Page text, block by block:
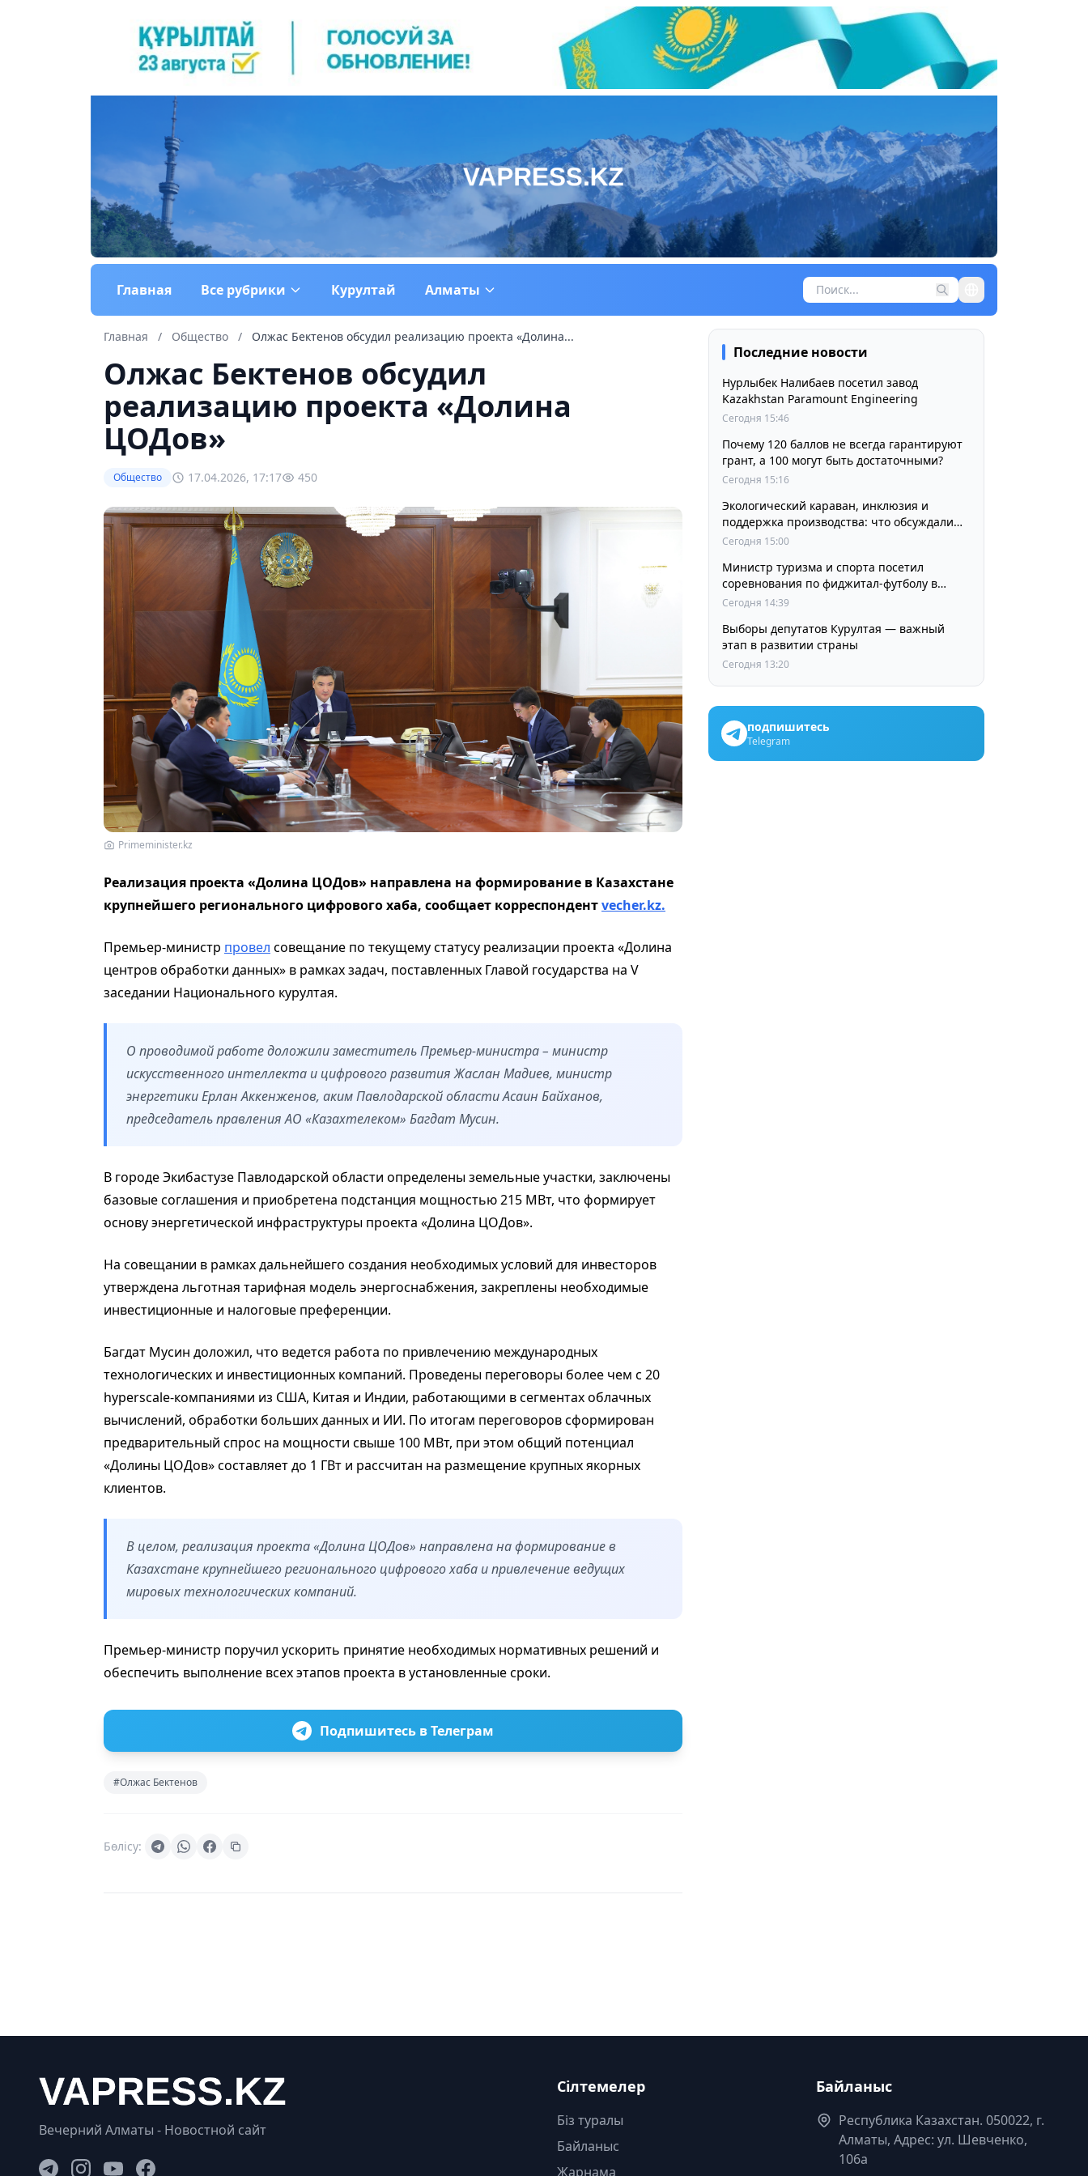
Главная Все рубрики Курултай Алматы
Главная / Общество / Олжас Бектенов обсудил реализацию проекта «Долина...
Олжас Бектенов обсудил
реализацию проекта «Долина
ЦОДов»
Общество 17.04.2026, 17:17 450
Primeminister.kz
Реализация проекта «Долина ЦОДов» направлена на формирование в Казахстане
крупнейшего регионального цифрового хаба, сообщает корреспондентvecher.kz.
Премьер-министр провел совещание по текущему статусу реализации проекта «Долина
центров обработки данных» в рамках задач, поставленных Главой государства на V
заседании Национального курултая.
О проводимой работе доложили заместитель Премьер-министра – министр
искусственного интеллекта и цифрового развития Жаслан Мадиев, министр
энергетики Ерлан Аккенженов, аким Павлодарской области Асаин Байханов,
председатель правления АО «Казахтелеком» Багдат Мусин.
В городе Экибастузе Павлодарской области определены земельные участки, заключены
базовые соглашения и приобретена подстанция мощностью 215 МВт, что формирует
основу энергетической инфраструктуры проекта «Долина ЦОДов».
На совещании в рамках дальнейшего создания необходимых условий для инвесторов
утверждена льготная тарифная модель энергоснабжения, закреплены необходимые
инвестиционные и налоговые преференции.
Багдат Мусин доложил, что ведется работа по привлечению международных
технологических и инвестиционных компаний. Проведены переговоры более чем с 20
hyperscale-компаниями из США, Китая и Индии, работающими в сегментах облачных
вычислений, обработки больших данных и ИИ. По итогам переговоров сформирован
предварительный спрос на мощности свыше 100 МВт, при этом общий потенциал
«Долины ЦОДов» составляет до 1 ГВт и рассчитан на размещение крупных якорных
клиентов.
В целом, реализация проекта «Долина ЦОДов» направлена на формирование в
Казахстане крупнейшего регионального цифрового хаба и привлечение ведущих
мировых технологических компаний.
Премьер-министр поручил ускорить принятие необходимых нормативных решений и
обеспечить выполнение всех этапов проекта в установленные сроки.
Подпишитесь в Телеграм
#Олжас Бектенов
Бөлісу:
Последние новости
Нурлыбек Налибаев посетил завод
Kazakhstan Paramount Engineering
Сегодня 15:46
Почему 120 баллов не всегда гарантируют
грант, а 100 могут быть достаточными?
Сегодня 15:16
Экологический караван, инклюзия и
поддержка производства: что обсуждали
партии в регионах
Сегодня 15:00
Министр туризма и спорта посетил
соревнования по фиджитал-футболу в
рамках «Игр Будущего 2026»
Сегодня 14:39
Выборы депутатов Курултая — важный
этап в развитии страны
Сегодня 13:20
подпишитесь
Telegram
Вечерний Алматы - Новостной сайт
Сілтемелер
Біз туралы
Байланыс
Жарнама
Байланыс
Республика Казахстан. 050022, г.
Алматы, Адрес: ул. Шевченко,
106а